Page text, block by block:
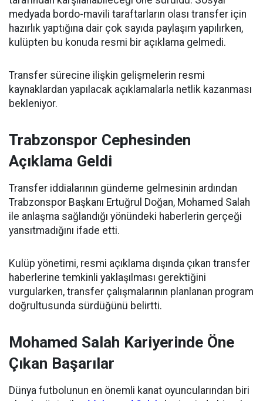
medyada bordo-mavili taraftarların olası transfer için
hazırlık yaptığına dair çok sayıda paylaşım yapılırken,
kulüpten bu konuda resmi bir açıklama gelmedi.
Transfer sürecine ilişkin gelişmelerin resmi
kaynaklardan yapılacak açıklamalarla netlik kazanması
bekleniyor.
Trabzonspor Cephesinden
Açıklama Geldi
Transfer iddialarının gündeme gelmesinin ardından
Trabzonspor Başkanı Ertuğrul Doğan, Mohamed Salah
ile anlaşma sağlandığı yönündeki haberlerin gerçeği
yansıtmadığını ifade etti.
Kulüp yönetimi, resmi açıklama dışında çıkan transfer
haberlerine temkinli yaklaşılması gerektiğini
vurgularken, transfer çalışmalarının planlanan program
doğrultusunda sürdüğünü belirtti.
Mohamed Salah Kariyerinde Öne
Çıkan Başarılar
Dünya futbolunun en önemli kanat oyuncularından biri